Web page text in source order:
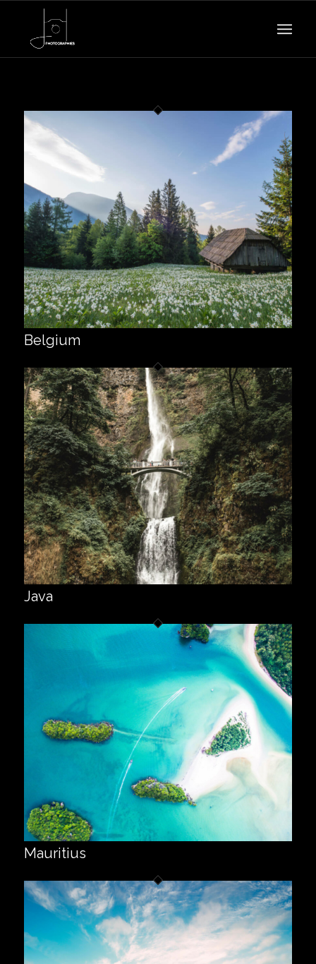
Belgium
Java
Mauritius